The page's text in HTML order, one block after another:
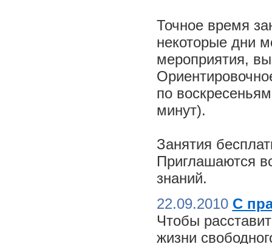
Точное время
некоторые дни
мероприятия,
по
минут).
Занятия
Приглашаются
знаний.
22.09.2010 С
Чтобы
жизни